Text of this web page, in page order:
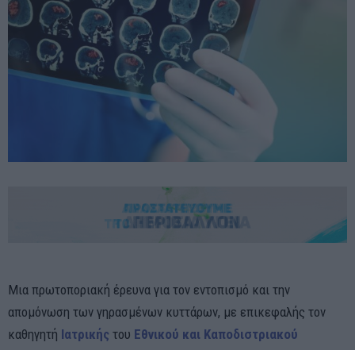
Μια πρωτοποριακή έρευνα για τον εντοπισμό και την
απομόνωση των γηρασμένων κυττάρων, με επικεφαλής τον
καθηγητή Ιατρικής του Εθνικού και Καποδιστριακού